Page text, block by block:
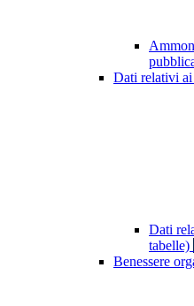
Dati relativi ai
Dati
tabelle)
Benessere